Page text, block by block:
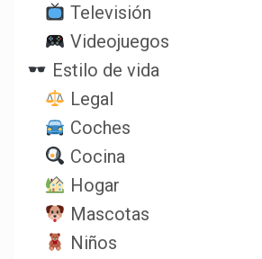
Televisión
Videojuegos
Estilo de vida
Legal
Coches
Cocina
Hogar
Mascotas
Niños